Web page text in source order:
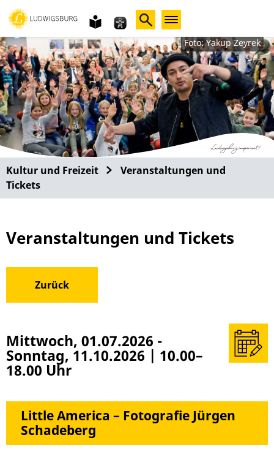
Gebärdensprache
leichte
Sprache Foto: Yakup Zeyrek
Kultur und Freizeit
Veranstaltungen und
Tickets
Veranstaltungen und Tickets
Zurück
Termin
meinen
Outlook)
Mittwoch, 01.07.2026 -
Sonntag, 11.10.2026 | 10.00–
18.00 Uhr
Little America – Fotografie Jürgen
Schadeberg